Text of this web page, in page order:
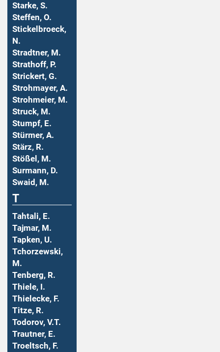
Starke, S.
Steffen, O.
Stickelbroeck,
N.
Stradtner, M.
Strathoff, P.
Strickert, G.
Strohmayer, A.
Strohmeier, M.
Struck, M.
Stumpf, E.
Stürmer, A.
Stärz, R.
Stößel, M.
Surmann, D.
Swaid, M.
T
Tahtali, E.
Tajmar, M.
Tapken, U.
Tchorzewski,
M.
Tenberg, R.
Thiele, I.
Thielecke, F.
Titze, R.
Todorov, V.T.
Trautner, E.
Troeltsch, F.